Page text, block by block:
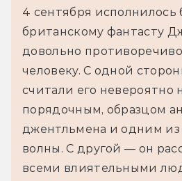
4 сентября исполнилось
британскому фантасту
довольно
человеку. С одной
считали его невероятно
порядочным, образцом
джентльмена и одним из
волны. С другой — он
всеми влиятельными